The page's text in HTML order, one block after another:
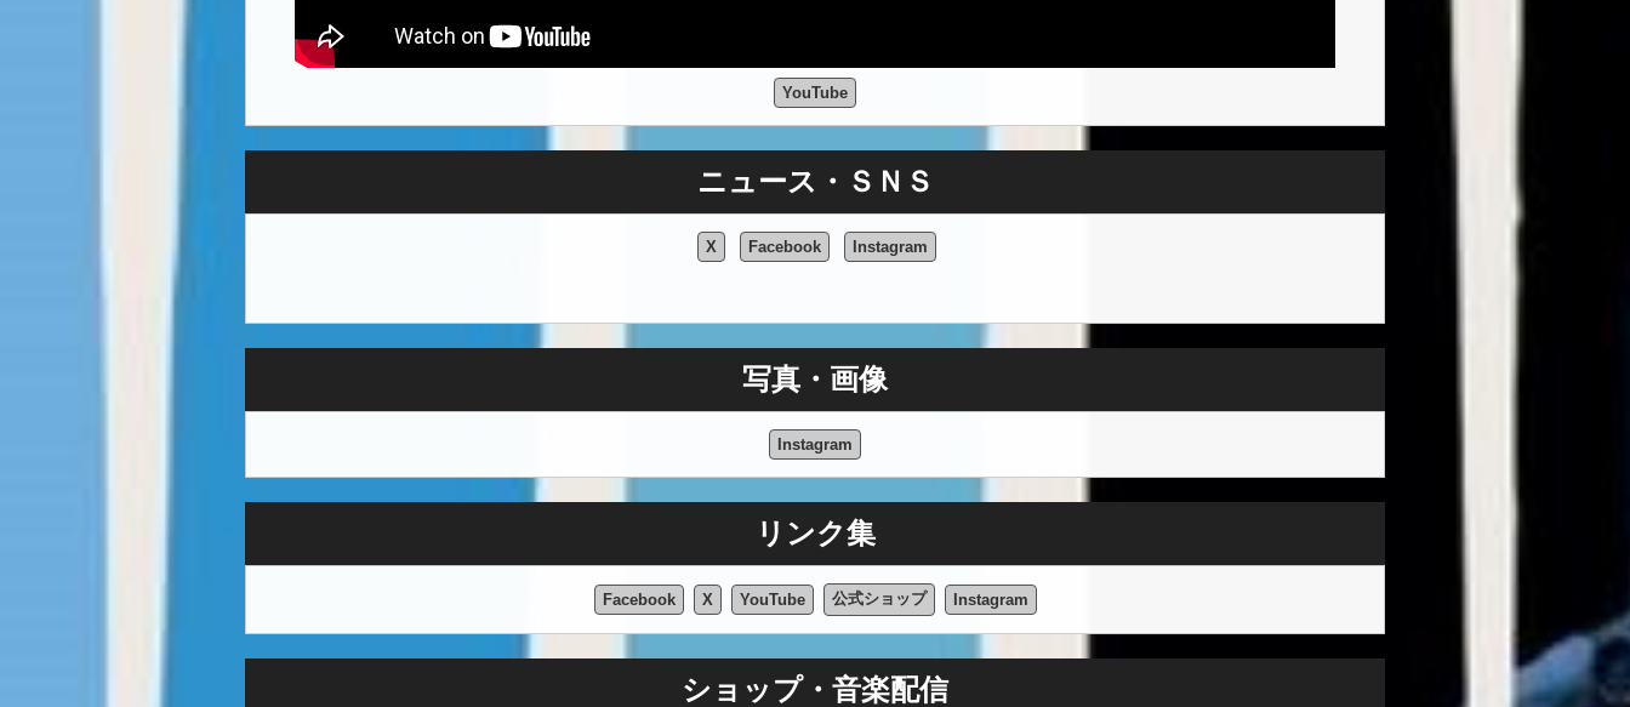
YouTube
ニュース・ＳＮＳ
X Facebook Instagram
写真・画像
Instagram
リンク集
Facebook X YouTube 公式ショップ Instagram
ショップ・音楽配信